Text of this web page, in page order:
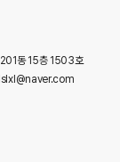
201동 15층 1503호